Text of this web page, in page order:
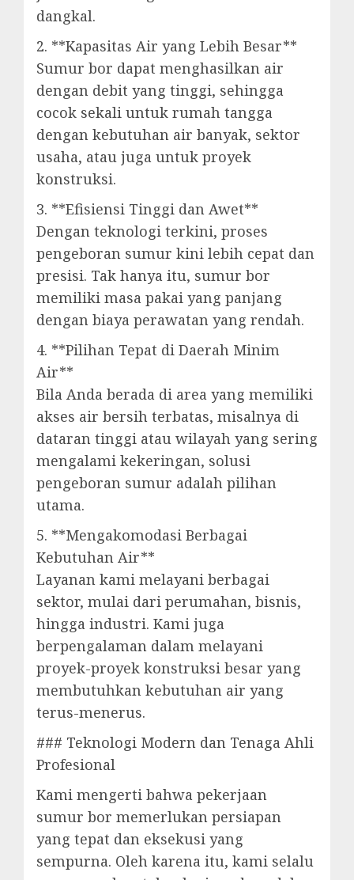
dangkal.
2. **Kapasitas Air yang Lebih Besar**
Sumur bor dapat menghasilkan air
dengan debit yang tinggi, sehingga
cocok sekali untuk rumah tangga
dengan kebutuhan air banyak, sektor
usaha, atau juga untuk proyek
konstruksi.
3. **Efisiensi Tinggi dan Awet**
Dengan teknologi terkini, proses
pengeboran sumur kini lebih cepat dan
presisi. Tak hanya itu, sumur bor
memiliki masa pakai yang panjang
dengan biaya perawatan yang rendah.
4. **Pilihan Tepat di Daerah Minim
Air**
Bila Anda berada di area yang memiliki
akses air bersih terbatas, misalnya di
dataran tinggi atau wilayah yang sering
mengalami kekeringan, solusi
pengeboran sumur adalah pilihan
utama.
5. **Mengakomodasi Berbagai
Kebutuhan Air**
Layanan kami melayani berbagai
sektor, mulai dari perumahan, bisnis,
hingga industri. Kami juga
berpengalaman dalam melayani
proyek-proyek konstruksi besar yang
membutuhkan kebutuhan air yang
terus-menerus.
### Teknologi Modern dan Tenaga Ahli
Profesional
Kami mengerti bahwa pekerjaan
sumur bor memerlukan persiapan
yang tepat dan eksekusi yang
sempurna. Oleh karena itu, kami selalu